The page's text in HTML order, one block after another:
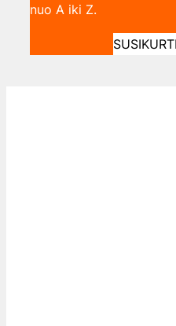
nuo A iki Z.